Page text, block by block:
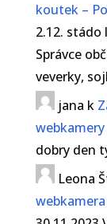
koutek –
2.12. stádo
Správce
veverky,
jana k
webkamery
dobry den
Leona
webkamera